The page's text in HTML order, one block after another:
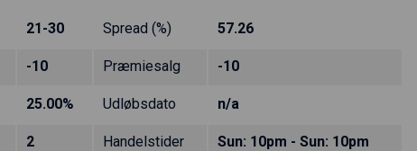
21-30 Spread (%) 57.26
-10 Præmiesalg -10
25.00% Udløbsdato n/a
2 Handelstider Sun: 10pm - Sun: 10pm